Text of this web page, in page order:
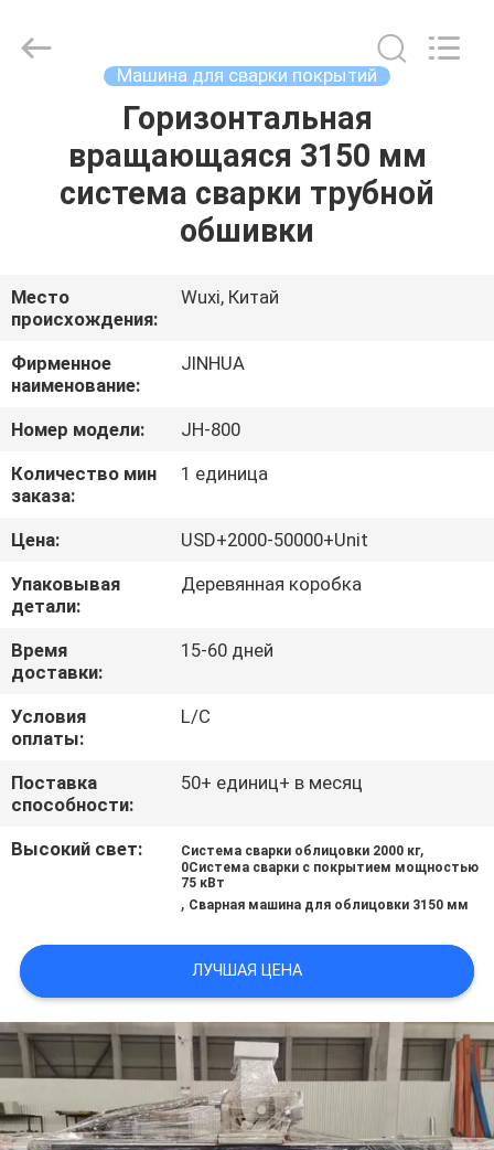
ПРОДУКТЫ
НАС
ПУТЕШЕСТВИЕ
ФАБРИКИ
ПРОВЕРКА
КАЧЕСТВА
СВЯЖИТЕСЬ
МЫ
СПРОСИТЕ
ЦИТАТУ
НОВОСТИ
поставщик.
Машина для сварки покрытий
Горизонтальная
вращающаяся 3150 мм
система сварки трубной
обшивки
Место
происхождения:
Wuxi, Китай
Фирменное
наименование:
JINHUA
Номер модели:
JH-800
Количество мин
заказа:
1 единица
Цена:
USD+2000-50000+Unit
Упаковывая
детали:
Деревянная коробка
Время
доставки:
15-60 дней
Условия
оплаты:
L/C
Поставка
способности:
50+ единиц+ в месяц
Высокий свет: Система сварки облицовки 2000 кг,
0Система сварки с покрытием мощностью
75 кВт
, Сварная машина для облицовки 3150 мм
ЛУЧШАЯ ЦЕНА